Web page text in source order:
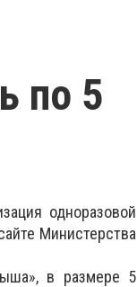
по 5
одноразовой
Министерства
в размере 5